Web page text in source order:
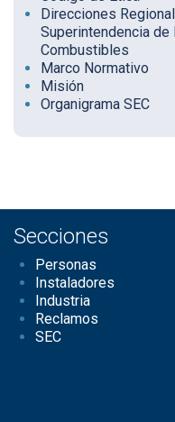
Direcciones
Superintendencia de
Combustibles
Marco Normativo
Misión
Organigrama SEC
Secciones
Personas
Instaladores
Industria
Reclamos
SEC